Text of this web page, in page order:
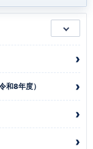
和8年度）